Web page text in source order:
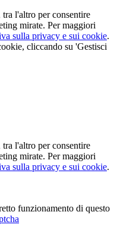
l'altro per consentire
mirate. Per maggiori
sulla privacy e sui cookie.
cliccando su 'Gestisci
l'altro per consentire
mirate. Per maggiori
sulla privacy e sui cookie.
funzionamento di questo